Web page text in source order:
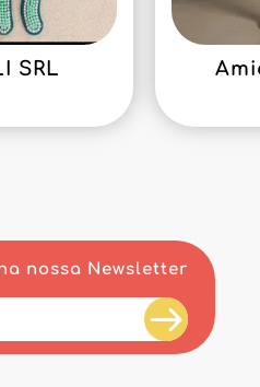
SRL
nossa Newsletter